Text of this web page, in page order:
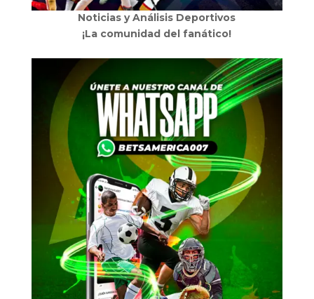
Noticias y Análisis Deportivos
¡La comunidad del fanático!